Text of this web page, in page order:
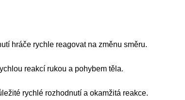
hráče rychle reagovat na změnu směru.
reakcí rukou a pohybem těla.
rychlé rozhodnutí a okamžitá reakce.